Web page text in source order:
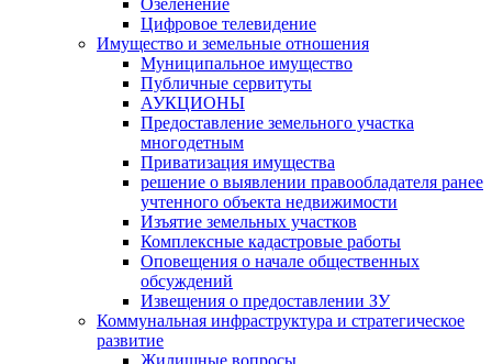
Озеленение
Цифровое телевидение
Имущество и земельные отношения
Муниципальное имущество
Публичные сервитуты
АУКЦИОНЫ
Предоставление земельного участка
многодетным
Приватизация имущества
решение о выявлении правообладателя ранее
учтенного объекта недвижимости
Изъятие земельных участков
Комплексные кадастровые работы
Оповещения о начале общественных
обсуждений
Извещения о предоставлении ЗУ
Коммунальная инфраструктура и стратегическое
развитие